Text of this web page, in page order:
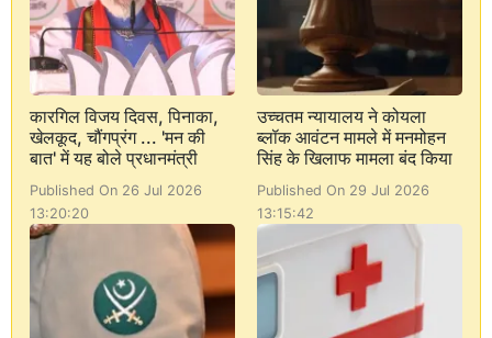
कारगिल विजय दिवस, पिनाका,
खेलकूद, चौंगप्रंग ... 'मन की
बात' में यह बोले प्रधानमंत्री
Published On 26 Jul 2026
13:20:20
उच्चतम न्यायालय ने कोयला
ब्लॉक आवंटन मामले में मनमोहन
सिंह के खिलाफ मामला बंद किया
Published On 29 Jul 2026
13:15:42